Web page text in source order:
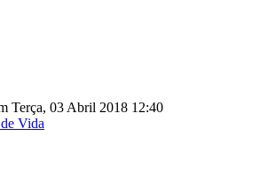
Terça, 03 Abril 2018 12:40
Vida